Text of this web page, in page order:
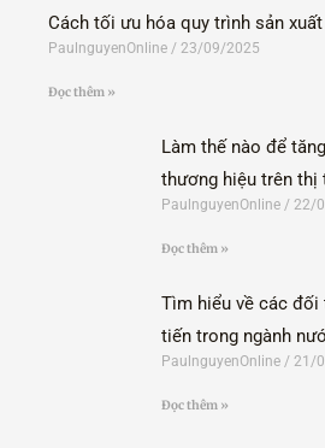
Cách tối ưu hóa quy trình sản
PaulnguyenOnline 23/09/2025
Đọc thêm »
Làm thế nào để
thương hiệu trên thị
PaulnguyenOnline 22/
Đọc thêm »
Tìm hiểu về các đối
tiến trong ngành
PaulnguyenOnline 21/
Đọc thêm »